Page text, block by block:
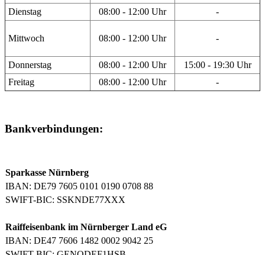
Dienstag
08:00 - 12:00 Uhr -
Mittwoch 08:00 - 12:00 Uhr -
Donnerstag 08:00 - 12:00 Uhr
15:00 - 19:30 Uhr
Freitag
08:00 - 12:00 Uhr -
Bankverbindungen:
Sparkasse Nürnberg
IBAN: DE79 7605 0101 0190 0708 88
SWIFT-BIC: SSKNDE77XXX
Raiffeisenbank im Nürnberger Land eG
IBAN: DE47 7606 1482 0002 9042 25